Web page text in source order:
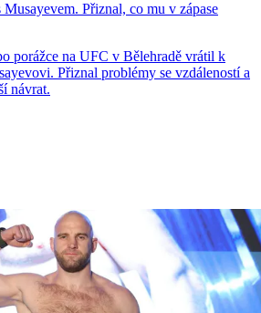
Přiznal, co mu v zápase
porážce na UFC v Bělehradě vrátil k
Přiznal problémy se vzdáleností a
návrat.